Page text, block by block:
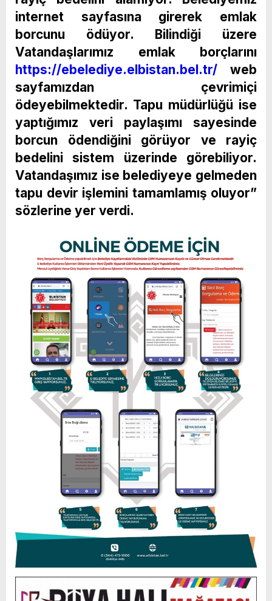
internet sayfasına girerek emlak
borcunu ödüyor. Bilindiği üzere
Vatandaşlarımız emlak borçlarını
https://ebelediye.elbistan.bel.tr/ web
sayfamızdan çevrimiçi
ödeyebilmektedir. Tapu müdürlüğü ise
yaptığımız veri paylaşımı sayesinde
borcun ödendiğini görüyor ve rayiç
bedelini sistem üzerinde görebiliyor.
Vatandaşımız ise belediyeye gelmeden
tapu devir işlemini tamamlamış oluyor”
sözlerine yer verdi.